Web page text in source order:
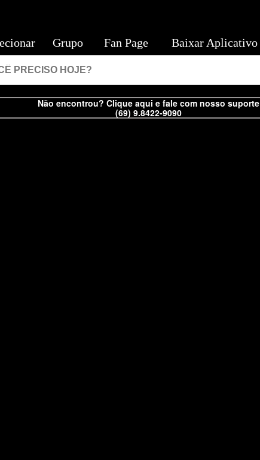
Não encontrou? Clique aqui e fale com nosso suporte
(69) 9.8422-9090
Grupo Fan Page Baixar Aplicativo